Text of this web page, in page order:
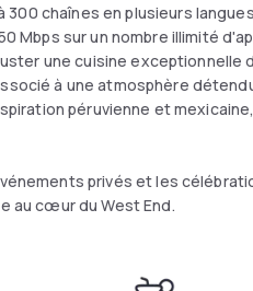
chaînes en plusieurs
Mbps sur un nombre illimité
une cuisine exceptionnelle
à une atmosphère
péruvienne et
privés et les
au cœur du West End.